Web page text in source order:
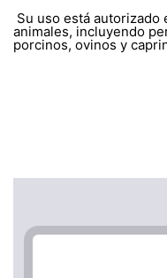
Su uso está autorizado
animales, incluyendo
porcinos, ovinos y